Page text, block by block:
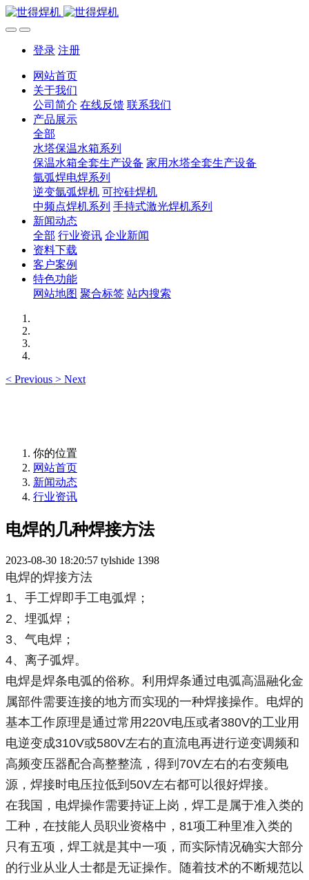
登录 注册
网站首页
关于我们
公司简介 在线反馈 联系我们
产品展示
全部
水塔保温水箱系列
保温水箱全套生产设备 家用水塔全套生产设备
氩弧焊电焊系列
逆变氩弧焊机 可控硅焊机
中频点焊机系列 手持式激光焊机系列
新闻动态
全部 行业资讯 企业新闻
资料下载
客户案例
特色功能
网站地图 聚合标签 站内搜索
< Previous > Next
你的位置
网站首页
新闻动态
行业资讯
电焊的几种焊接方法
2023-08-30 18:20:57 tylshide 1398
电焊的焊接方法
1、手工焊即手工电弧焊；
2、埋弧焊；
3、气电焊；
4、离子弧焊。
电焊是焊条电弧的俗称。利用焊条通过电弧高温融化金
属部件需要连接的地方而实现的一种焊接操作。电焊的
基本工作原理是通过常用220V电压或者380V的工业用
电逆变成310V或580V左右的直流电再进行逆变调频和
高频变压器配合高整整流，得到70V左右的右变频电
源，焊接时电压拉低到50V左右都可以很好焊接。
在我国，电焊操作需要持证上岗，焊工是属于准入类的
工种，在技能人员职业资格中，81项工种里准入类的
只有五项，焊工就是其中一项，而实际情况确实大部分
的行业从业人士都是无证操作。随着技术的不断规范以